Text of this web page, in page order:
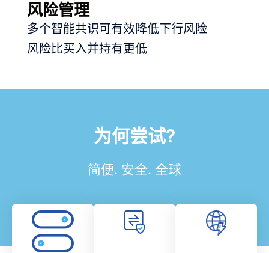
风险管理
多个智能共识可有效降低下行风险
风险比买入并持有更低
为何尝试?
简便. 安全. 全球